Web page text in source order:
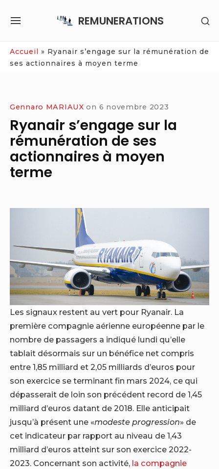
REMUNERATIONS
SITE
Accueil » Ryanair s’engage sur la rémunération de
ses actionnaires à moyen terme
Gennaro MARIAUX on 6 novembre 2023
Ryanair s’engage sur la
rémunération de ses
actionnaires à moyen
terme
Les signaux restent au vert pour Ryanair. La
première compagnie aérienne européenne par le
nombre de passagers a indiqué lundi qu’elle
tablait désormais sur un bénéfice net compris
entre 1,85 milliard et 2,05 milliards d’euros pour
son exercice se terminant fin mars 2024, ce qui
dépasserait de loin son précédent record de 1,45
milliard d’euros datant de 2018. Elle anticipait
jusqu’à présent une «modeste progression» de
cet indicateur par rapport au niveau de 1,43
milliard d’euros atteint sur son exercice 2022-
2023. Concernant son activité, la compagnie